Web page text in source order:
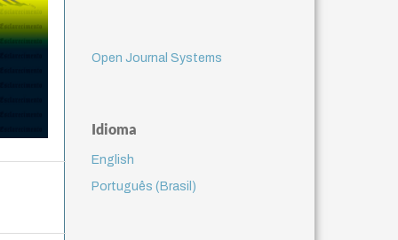
Open Journal Systems
Idioma
English
Português (Brasil)